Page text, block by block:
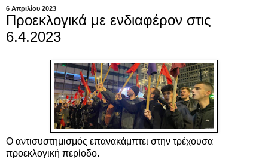
6 Απριλίου 2023
Προεκλογικά με ενδιαφέρον στις
6.4.2023
Ο αντισυστημισμός επανακάμπτει στην τρέχουσα
προεκλογική περίοδο.